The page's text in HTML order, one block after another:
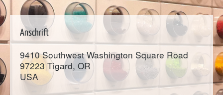
Anschrift
9410 Southwest Washington Square Road
97223 Tigard, OR
USA